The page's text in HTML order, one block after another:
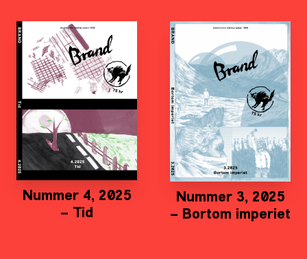
Nummer 4, 2025
– Tid
Nummer 3, 2025
– Bortom imperiet